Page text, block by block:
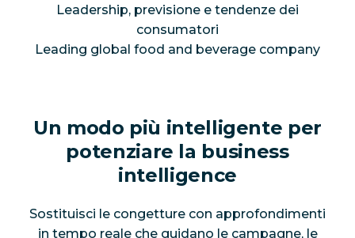
Leadership, previsione e tendenze dei
consumatori
Leading global food and beverage company
Un modo più intelligente per
potenziare la business
intelligence
Sostituisci le congetture con approfondimenti
in tempo reale che guidano le campagne, le